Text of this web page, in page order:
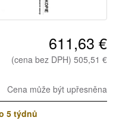
611,63 €
(cena bez DPH) 505,51 €
Cena může být upřesněna
5 týdnů